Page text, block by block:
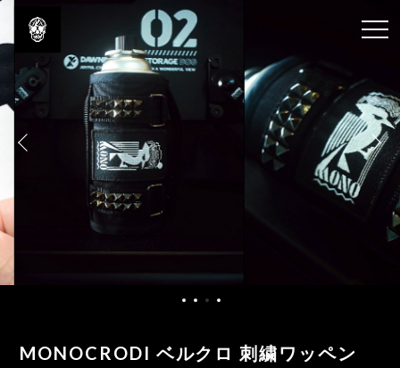
MONOCRODI ベルクロ 刺繍ワッペン